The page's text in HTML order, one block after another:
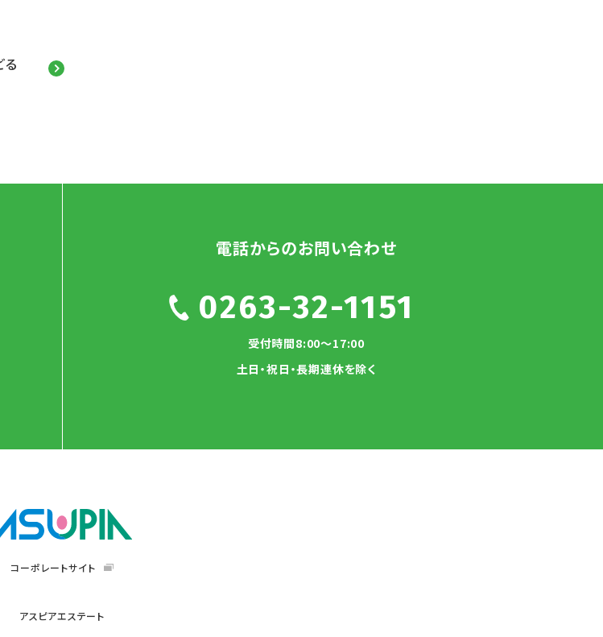
る
電話からのお問い合わせ
0263-32-1151
受付時間8:00～17:00
土日・祝日・長期連休を除く
コーポレートサイト
アスピアエステート